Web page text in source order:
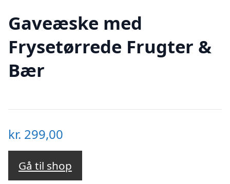
Gaveæske med
Frysetørrede Frugter &
Bær
kr. 299,00
Gå til shop